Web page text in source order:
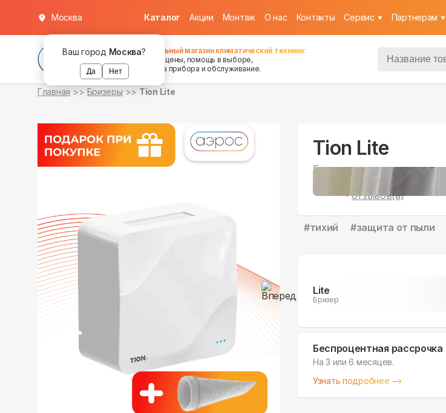
Ваш город Москва?
Да Нет
Москва Каталог Акции Монтаж О нас Контакты Cервис Партнерам
Федеральный магазин климатической техники:
хорошие цены, помощь в выборе,
установка прибора и обслуживание.
Главная Бризеры Tion Lite
Tion Lite
Бризер
79
отзывов(а)
#тихий #защита от пыли
Lite
Бризер
в наличии
Беспроцентная рассрочка
На 3 или 6 месяцев.
Узнать подробнее